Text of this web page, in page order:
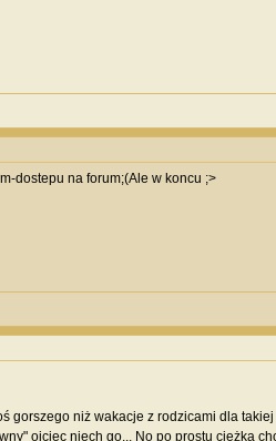
dostepu na forum;(Ale w koncu ;>
gorszego niż wakacje z rodzicami dla
ojciec niech go... No po prostu ciężka